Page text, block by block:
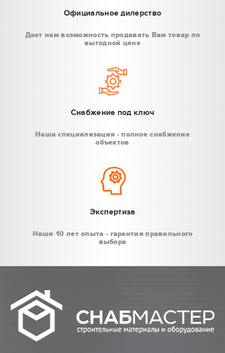
Официальное дилерство
Дает нам возможность продавать Вам товар по
выгодной цене
Снабжение под ключ
Наша специализация - полное снабжение
объектов
Экспертиза
Наши 10 лет опыта - гарантия правильного
выбора